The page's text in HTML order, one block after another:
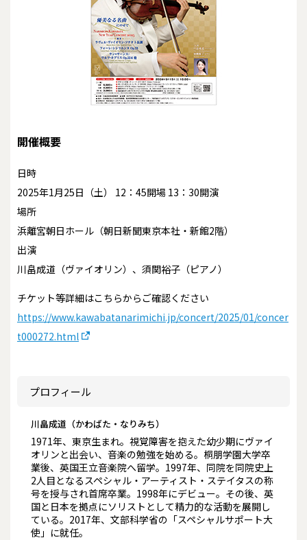
開催概要
日時
2025年1月25日（土） 12：45開場 13：30開演
場所
浜離宮朝日ホール（朝日新聞東京本社・新館2階）
出演
川畠成道（ヴァイオリン）、須関裕子（ピアノ）
チケット等詳細はこちらからご確認ください
https://www.kawabatanarimichi.jp/concert/2025/01/concer
t000272.html
プロフィール
川畠成道（かわばた・なりみち）
1971年、東京生まれ。視覚障害を抱えた幼少期にヴァイ
オリンと出会い、音楽の勉強を始める。桐朋学園大学卒
業後、英国王立音楽院へ留学。1997年、同院を同院史上
2人目となるスペシャル・アーティスト・ステイタスの称
号を授与され首席卒業。1998年にデビュー。その後、英
国と日本を拠点にソリストとして精力的な活動を展開し
ている。2017年、文部科学省の「スペシャルサポート大
使」に就任。